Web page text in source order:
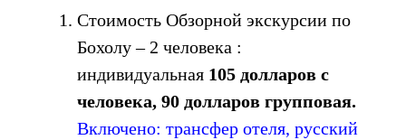
Стоимость Обзорной экскурсии по
Бохолу – 2 человека :
индивидуальная 105 долларов с
человека, 90 долларов групповая.
Включено: трансфер отеля, русский